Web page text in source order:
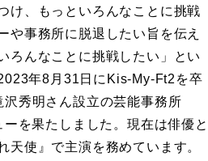
け、もっといろんなことに挑戦
や事務所に脱退したい旨を伝え
ろんなことに挑戦したい」とい
年8月31日にKis-My-Ft2を卒
秀明さん設立の芸能事務所
を果たしました。現在は俳優と
使』で主演を務めています。